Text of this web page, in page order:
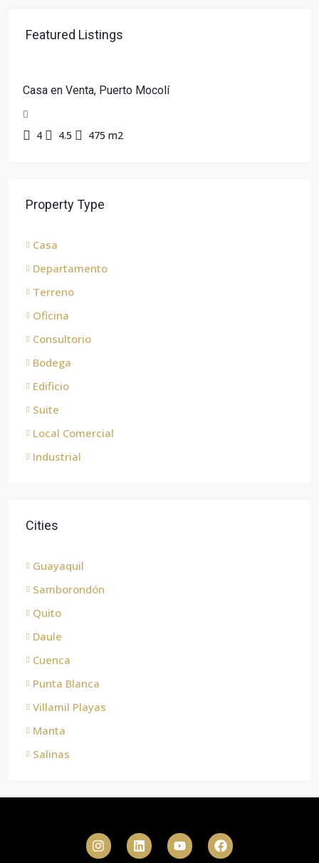
Featured Listings
Casa en Venta, Puerto Mocolí
4 4.5 475 m2
Property Type
Casa
Departamento
Terreno
Oficina
Consultorio
Bodega
Edificio
Suite
Local Comercial
Industrial
Cities
Guayaquil
Samborondón
Quito
Daule
Cuenca
Punta Blanca
Villamil Playas
Manta
Salinas